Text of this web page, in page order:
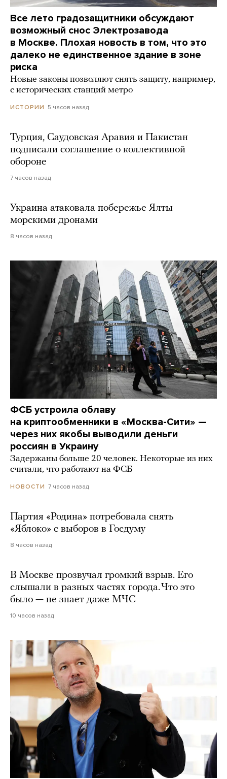
Все лето градозащитники обсуждают
возможный снос Электрозавода
в Москве. Плохая новость в том, что это
далеко не единственное здание в зоне
риска
Новые законы позволяют снять защиту, например,
с исторических станций метро
ИСТОРИИ 5 часов назад
Турция, Саудовская Аравия и Пакистан
подписали соглашение о коллективной
обороне
7 часов назад
Украина атаковала побережье Ялты
морскими дронами
8 часов назад
ФСБ устроила облаву
на криптообменники в «Москва-Сити» —
через них якобы выводили деньги
россиян в Украину
Задержаны больше 20 человек. Некоторые из них
считали, что работают на ФСБ
НОВОСТИ 7 часов назад
Партия «Родина» потребовала снять
«Яблоко» с выборов в Госдуму
8 часов назад
В Москве прозвучал громкий взрыв. Его
слышали в разных частях города. Что это
было — не знает даже МЧС
10 часов назад